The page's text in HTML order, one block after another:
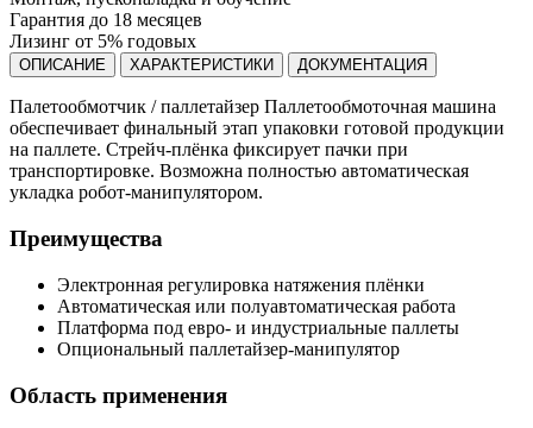
Гарантия до 18 месяцев
Лизинг от 5% годовых
ОПИСАНИЕ ХАРАКТЕРИСТИКИ ДОКУМЕНТАЦИЯ
Палетообмотчик / паллетайзер Паллетообмоточная машина
обеспечивает финальный этап упаковки готовой продукции
на паллете. Стрейч-плёнка фиксирует пачки при
транспортировке. Возможна полностью автоматическая
укладка робот-манипулятором.
Преимущества
Электронная регулировка натяжения плёнки
Автоматическая или полуавтоматическая работа
Платформа под евро- и индустриальные паллеты
Опциональный паллетайзер-манипулятор
Область применения